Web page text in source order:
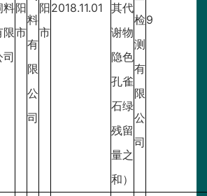
料
限
司
阳
市
料
有
限
公
司
阳
市
2018.11.01
其代
谢物
隐色
孔雀
石绿
残留
量之
和）
检
测
有
限
公
司
9